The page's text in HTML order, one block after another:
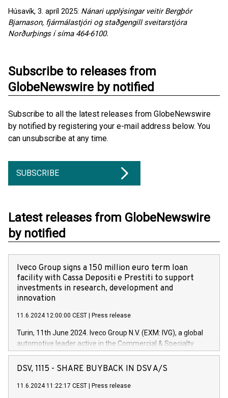
Húsavík, 3. apríl 2025: Nánari upplýsingar veitir Bergþór
Bjarnason, fjármálastjóri og staðgengill sveitarstjóra
Norðurþings í síma 464-6100.
Subscribe to releases from
GlobeNewswire by notified
Subscribe to all the latest releases from GlobeNewswire
by notified by registering your e-mail address below. You
can unsubscribe at any time.
SUBSCRIBE
Latest releases from GlobeNewswire
by notified
Iveco Group signs a 150 million euro term loan
facility with Cassa Depositi e Prestiti to support
investments in research, development and
innovation
11.6.2024 12:00:00 CEST Press release
Turin, 11th June 2024. Iveco Group N.V. (EXM: IVG), a global
automotive leader active in the Commercial & Specialty
Vehicles, Powertrain and related Financial Services arenas,
has successfully signed a term loan facility of 150 million
new projects in Italy dedicated to research, development and
DSV, 1115 - SHARE BUYBACK IN DSV A/S
11.6.2024 11:22:17 CEST Press release